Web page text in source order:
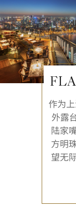
作为
外露
陆家
方明
望无